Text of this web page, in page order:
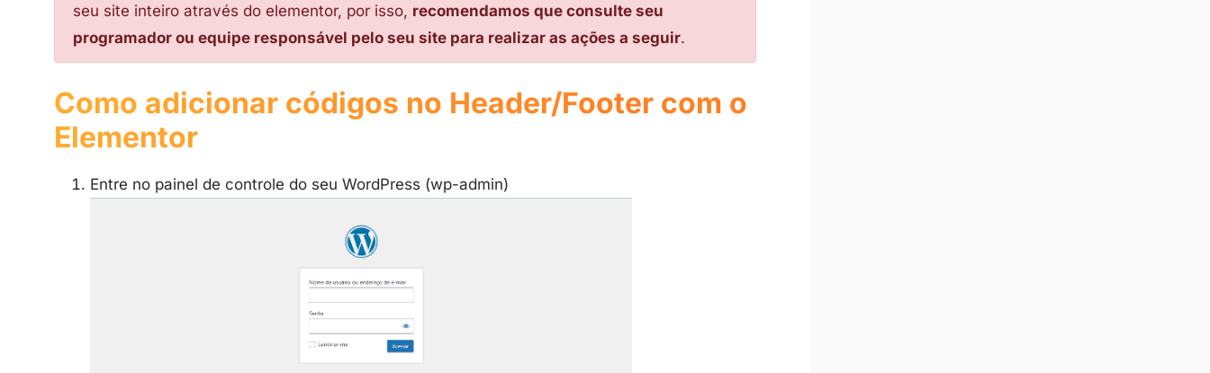
seu site inteiro através do elementor, por isso, recomendamos que consulte seu
programador ou equipe responsável pelo seu site para realizar as ações a seguir.
Como adicionar códigos no Header/Footer com o
Elementor
Entre no painel de controle do seu WordPress (wp-admin)